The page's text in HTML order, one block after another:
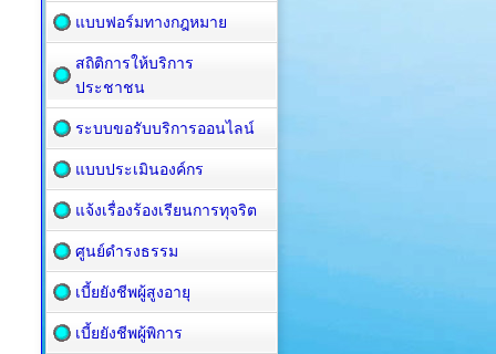
แบบฟอร์มทางกฎหมาย
สถิติการให้บริการ
ประชาชน
ระบบขอรับบริการออนไลน์
แบบประเมินองค์กร
แจ้งเรื่องร้องเรียนการทุจริต
ศูนย์ดำรงธรรม
เบี้ยยังชีพผู้สูงอายุ
เบี้ยยังชีพผู้พิการ